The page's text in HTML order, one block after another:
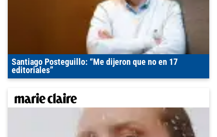
Santiago Posteguillo: “Me dijeron que no en 17
editoriales”